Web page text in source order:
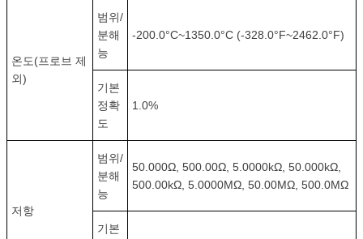
온도(프로브 제
외)
범위/
분해
능
-200.0°C~1350.0°C (-328.0°F~2462.0°F)
기본
정확
도
1.0%
저항
범위/
분해
능
50.000Ω, 500.00Ω, 5.0000kΩ, 50.000kΩ,
500.00kΩ, 5.0000MΩ, 50.00MΩ, 500.0MΩ
기본